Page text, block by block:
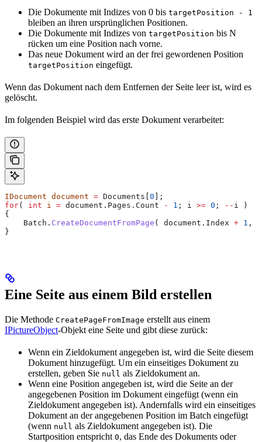
Die Dokumente mit Indizes von 0 bis targetPosition - 1
bleiben an ihren ursprünglichen Positionen.
Die Dokumente mit Indizes von targetPosition bis N
rücken um eine Position nach vorne.
Das neue Dokument wird an der frei gewordenen Position
targetPosition eingefügt.
Wenn das Dokument nach dem Entfernen der Seite leer ist, wird es
gelöscht.
Im folgenden Beispiel wird das erste Dokument verarbeitet:
IDocument document = Documents [0 ];
for( int i = document . Pages . Count - 1 ; i >= 0 ; -- i
)
{
    Batch
. CreateDocumentFromPage ( document . Index + 1 ,
}
Eine Seite aus einem Bild erstellen
Die Methode CreatePageFromImage erstellt aus einem
IPictureObject-Objekt eine Seite und gibt diese zurück:
Wenn ein Zieldokument angegeben ist, wird die Seite diesem
Dokument hinzugefügt. Um ein einseitiges Dokument zu
erstellen, geben Sie null als Zieldokument an.
Wenn eine Position angegeben ist, wird die Seite an der
angegebenen Position im Dokument eingefügt (wenn ein
Zieldokument angegeben ist). Andernfalls wird ein einseitiges
Dokument an der angegebenen Position im Batch eingefügt
(wenn null als Zieldokument angegeben ist). Die
Startposition entspricht 0, das Ende des Dokuments oder